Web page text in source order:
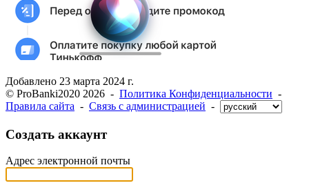
Добавлено 23 марта 2024 г.
© ProBanki2020 2026 - Политика Конфиденциальности -
Правила сайта - Связь с администрацией -
Создать аккаунт
Адрес электронной почты